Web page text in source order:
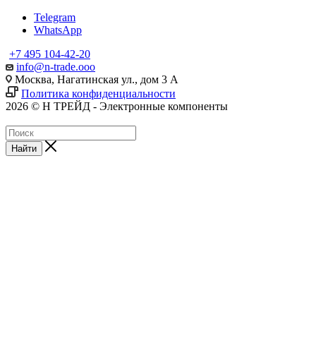
Telegram
WhatsApp
+7 495 104-42-20
info@n-trade.ooo
Москва, Нагатинская ул., дом 3 А
Политика конфиденциальности
2026 © Н ТРЕЙД - Электронные компоненты
Найти